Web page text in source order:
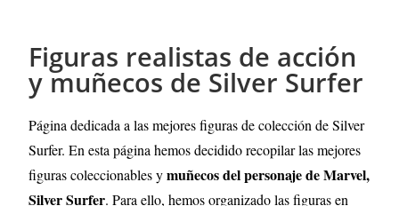
Figuras realistas de acción
y muñecos de Silver Surfer
Página dedicada a las mejores figuras de colección de Silver
Surfer. En esta página hemos decidido recopilar las mejores
figuras coleccionables ymuñecos del personaje de Marvel,
Silver Surfer. Para ello, hemos organizado las figuras en